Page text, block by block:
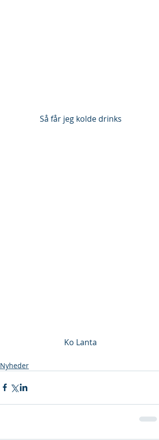
Så får jeg kolde drinks
Ko Lanta
Nyheder